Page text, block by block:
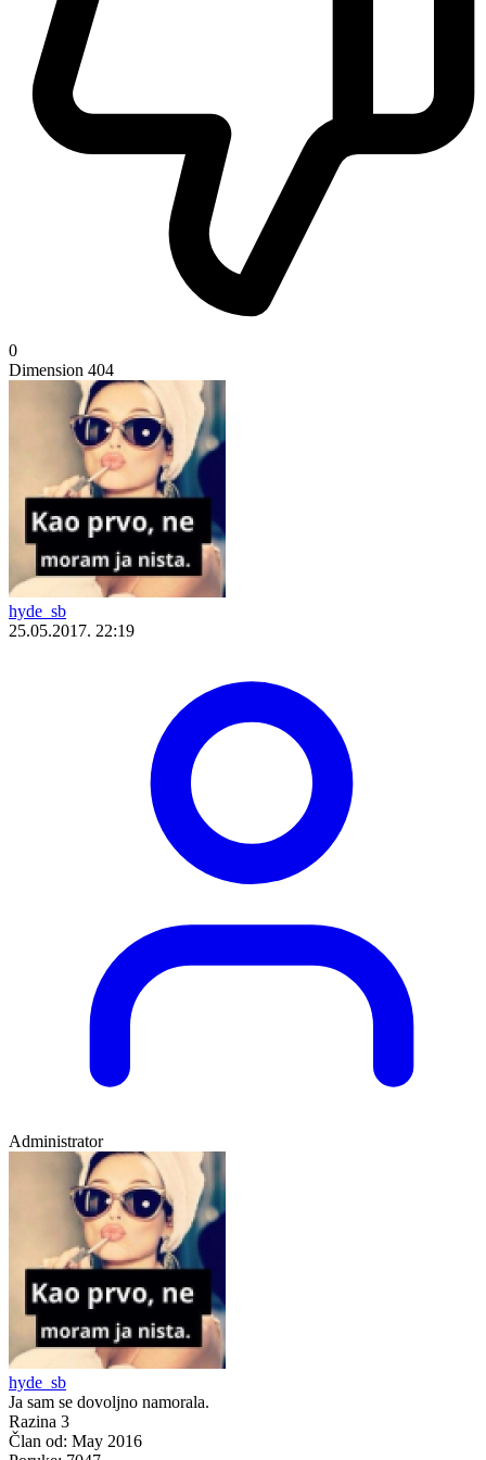
0
Dimension 404
hyde_sb
25.05.2017. 22:19
Administrator
hyde_sb
Ja sam se dovoljno namorala.
Razina 3
Član od: May 2016